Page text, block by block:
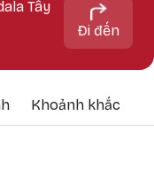
Tây
Đi đến
Khoảnh khắc